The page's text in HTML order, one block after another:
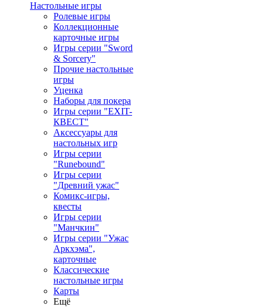
Настольные игры
Ролевые игры
Коллекционные
карточные игры
Игры серии "Sword
& Sorcery"
Прочие настольные
игры
Уценка
Наборы для покера
Игры серии "EXIT-
КВЕСТ"
Аксессуары для
настольных игр
Игры серии
"Runebound"
Игры серии
"Древний ужас"
Комикс-игры,
квесты
Игры серии
"Манчкин"
Игры серии "Ужас
Аркхэма",
карточные
Классические
настольные игры
Карты
Ещё